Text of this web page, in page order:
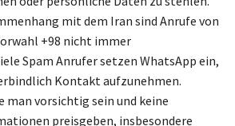
mit dem Iran sind Anrufe von
+98 nicht immer
Spam Anrufer setzen WhatsApp ein,
Kontakt aufzunehmen.
vorsichtig sein und keine
preisgeben, insbesondere